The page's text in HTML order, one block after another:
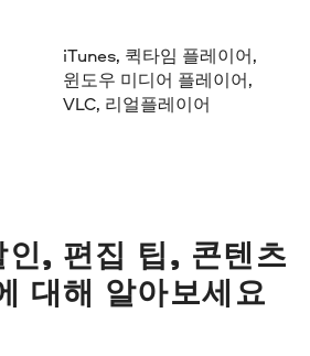
iTunes, 퀵타임 플레이어,
윈도우 미디어 플레이어,
VLC, 리얼플레이어
인, 편집 팁, 콘텐츠
대해 알아보세요